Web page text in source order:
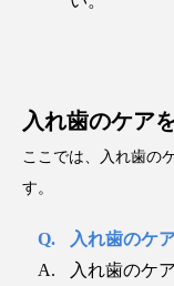
入れ歯のケア
ここでは、入れ歯の
す。
入れ歯のケ
入れ歯のケ